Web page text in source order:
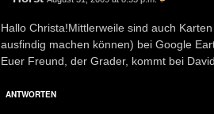
Hallo Christa!Mittlerweile sind auch
ausfindig machen können) bei Google
Euer Freund, der Grader, kommt bei
ANTWORTEN